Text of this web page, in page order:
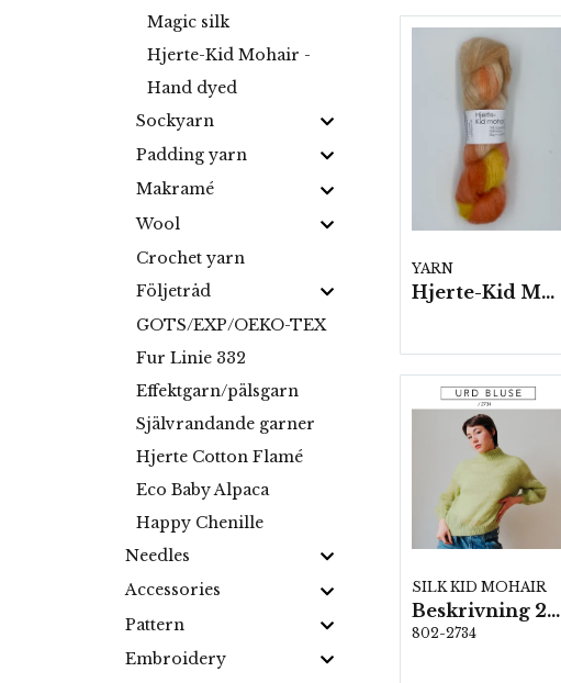
Magic silk
Hjerte-Kid Mohair -
Hand dyed
Sockyarn
Padding yarn
Makramé
Wool
Crochet yarn
Följetråd
GOTS/EXP/OEKO-TEX
Fur Linie 332
Effektgarn/pälsgarn
Självrandande garner
Hjerte Cotton Flamé
Eco Baby Alpaca
Happy Chenille
Needles
Accessories
Pattern
Embroidery
YARN
Hjerte-Kid Mohair, 5 härvor a50 g./fp.
SILK KID MOHAIR
Beskrivning 2734
802-2734